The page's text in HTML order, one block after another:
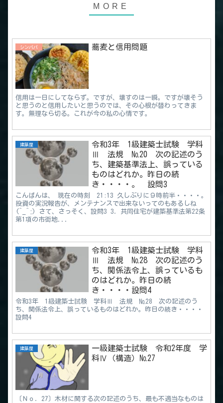
シンパパ 蕎麦と信用問題
信用は一日にしてならず。ですが、壊すのは一瞬。ですが壊そう
と思うのと信用したいと思うのでは、その心根が替わってきま
す。無理なら切る。これが今の私の心情です。
建築屋
令和3年 1級建築士試験 学科
Ⅲ 法規 №20 次の記述のう
ち、建築基準法上、誤っている
ものはどれか。昨日の続
き・・・・。 設問3
こんばんは、 現在の時刻 21:13 久しぶりに９時前半・・・・。
投資の実況報告が、メンテナンスで出来ないってのもあるしね
(^_^;) さて、さっそく、設問3 3．共同住宅が建築基準法第22条
第1項の市街地...
建築屋
令和3年 1級建築士試験 学科
Ⅲ 法規 №28 次の記述のう
ち、関係法令上、誤っているも
のはどれか。昨日の続
き・・・・設問4
令和3年 1級建築士試験 学科Ⅲ 法規 №28 次の記述のう
ち、関係法令上、誤っているものはどれか。昨日の続き・・・・
設問4
建築屋
一級建築士試験 令和2年度 学
科Ⅳ（構造）№27
〔Ｎｏ．27〕木材に関する次の記述のうち、最も不適当なものは